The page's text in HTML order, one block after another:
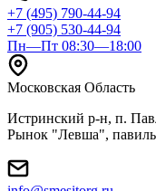
+7 (495) 790-44-94
+7 (905) 530-44-94
Пн—Пт 08:30—18:00
Московская Область
Истринский р-н, п.
Рынок "Левша",